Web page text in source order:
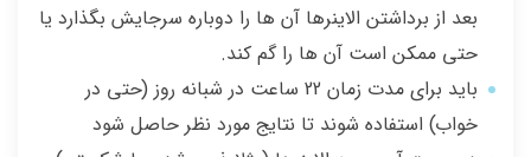
بعد از برداشتن الاینرها آن ها را دوباره سرجایش بگذارد یا
حتی ممکن است آن ها را گم کند.
باید برای مدت زمان 22 ساعت در شبانه روز (حتی در
خواب) استفاده شوند تا نتایج مورد نظر حاصل شود